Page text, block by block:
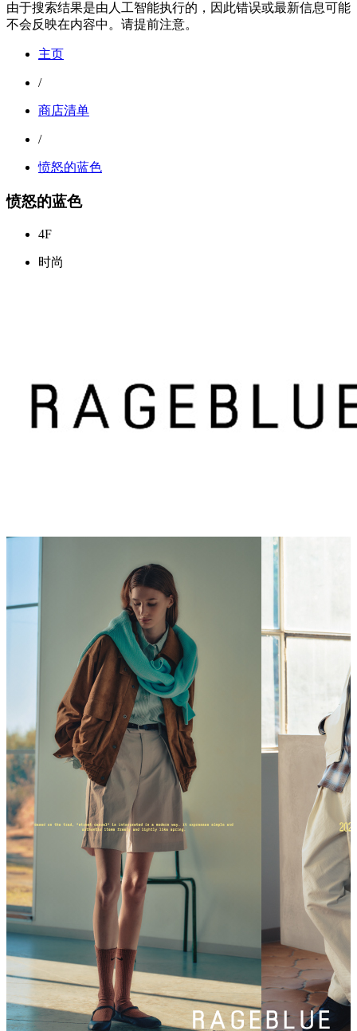
由于搜索结果是由人工智能执行的，因此错误或最新信息可能
不会反映在内容中。请提前注意。
主页
/
商店清单
/
愤怒的蓝色
愤怒的蓝色
4F
时尚